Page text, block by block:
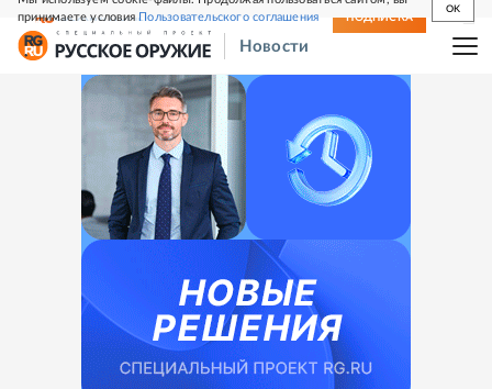
принимаете условияПользовательского соглашения
OK
СВЕЖИЙ НОМЕР ПОДПИСКА
Новости